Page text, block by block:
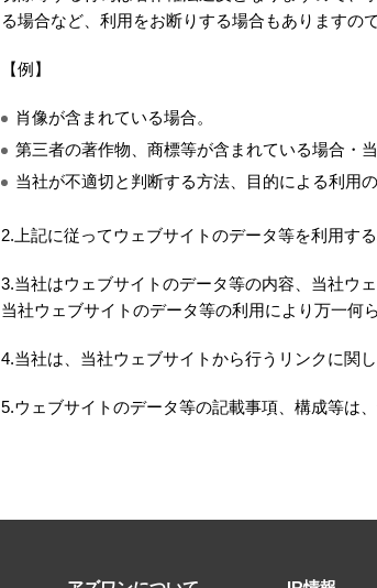
る場合など、利用をお断りする場合もありますの
【例】
肖像が含まれている場合。
第三者の著作物、商標等が含まれている場合・
当社が不適切と判断する方法、目的による利用の
2.上記に従ってウェブサイトのデータ等を利用す
3.当社はウェブサイトのデータ等の内容、当社ウ
当社ウェブサイトのデータ等の利用により万一何
4.当社は、当社ウェブサイトから行うリンクに関
5.ウェブサイトのデータ等の記載事項、構成等は